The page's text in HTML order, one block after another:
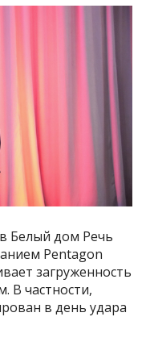
Белый дом Речь
Pentagon
загруженность
В частности,
в день удара